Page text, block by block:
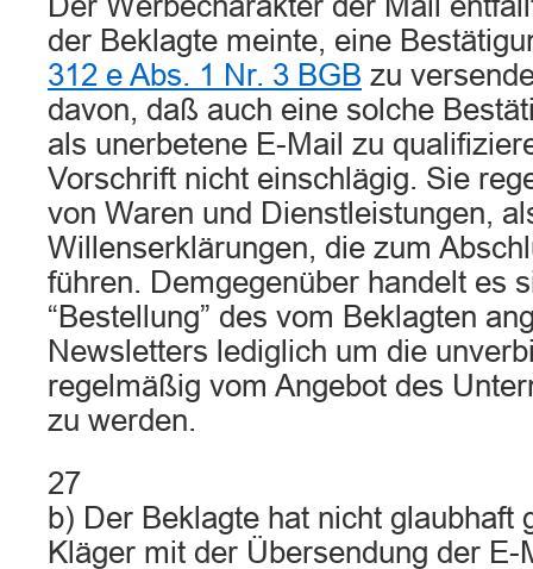
der Beklagte meinte, eine
312 e Abs. 1 Nr. 3 BGB zu
davon, daß auch eine solche
als unerbetene E-Mail zu
Vorschrift nicht einschlägig. Sie
von Waren und Dienstleistungen,
Willenserklärungen, die zum
führen. Demgegenüber handelt es
“Bestellung” des vom Beklagten
Newsletters lediglich um die
regelmäßig vom Angebot des
zu werden.
27
b) Der Beklagte hat nicht glaubhaft
Kläger mit der Übersendung der